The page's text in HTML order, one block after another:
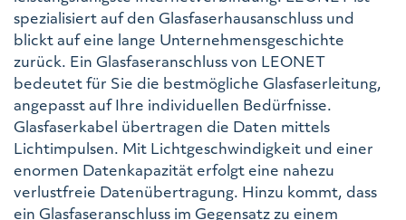
spezialisiert auf den Glasfaserhausanschluss und
blickt auf eine lange Unternehmensgeschichte
zurück. Ein Glasfaseranschluss von LEONET
bedeutet für Sie die bestmögliche Glasfaserleitung,
angepasst auf Ihre individuellen Bedürfnisse.
Glasfaserkabel übertragen die Daten mittels
Lichtimpulsen. Mit Lichtgeschwindigkeit und einer
enormen Datenkapazität erfolgt eine nahezu
verlustfreie Datenübertragung. Hinzu kommt, dass
ein Glasfaseranschluss im Gegensatz zu einem